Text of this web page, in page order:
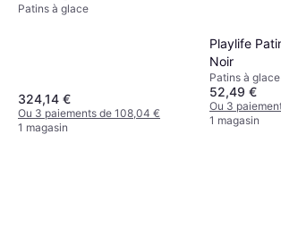
Patins à glace
324,14 €
Ou 3 paiements de 108,04 €
1 magasin
Playlife
Noir
Patins à glace
52,49 €
Ou 3
1 magasin